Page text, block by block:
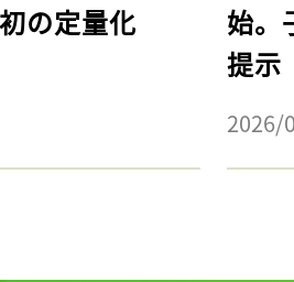
の定量化
始。
提示
2026/